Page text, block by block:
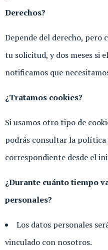
Derechos?
Depende del derecho, pero
tu solicitud, y dos meses si
notificamos que
¿Tratamos cookies?
Si usamos otro tipo de
podrás consultar la política
correspondiente desde el
¿Durante cuánto tiempo
personales?
Los datos personales
vinculado con nosotros.